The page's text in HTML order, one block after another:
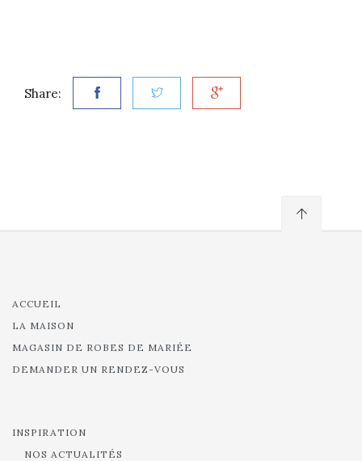
Share:
ACCUEIL
LA MAISON
MAGASIN DE ROBES DE MARIÉE
DEMANDER UN RENDEZ-VOUS
INSPIRATION
NOS ACTUALITÉS